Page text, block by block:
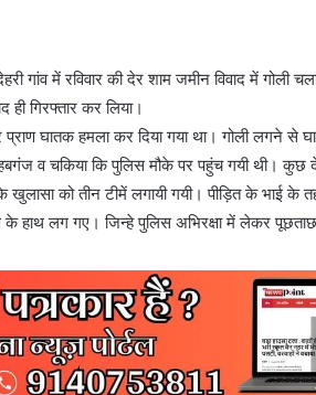
गांव में रविवार की देर शाम जमीन विवाद में गोली
गिरफ्तार कर लिया।
प्राण घातक हमला कर दिया गया था। गोली लगने
व चकिया कि पुलिस मौके पर पहुंच गयी थी। कुछ
को तीन टीमें लगायी गयी। पीड़ित के भाई के
के हाथ लग गए। जिन्हे पुलिस अभिरक्षा में लेकर